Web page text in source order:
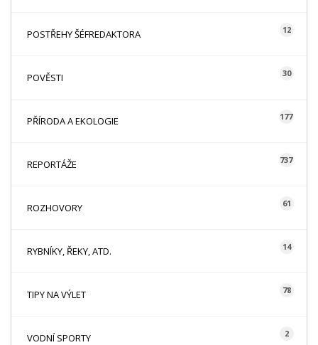
POSTŘEHY ŠÉFREDAKTORA 12
POVĚSTI 30
PŘÍRODA A EKOLOGIE 177
REPORTÁŽE 737
ROZHOVORY 61
RYBNÍKY, ŘEKY, ATD. 14
TIPY NA VÝLET 78
VODNÍ SPORTY 2